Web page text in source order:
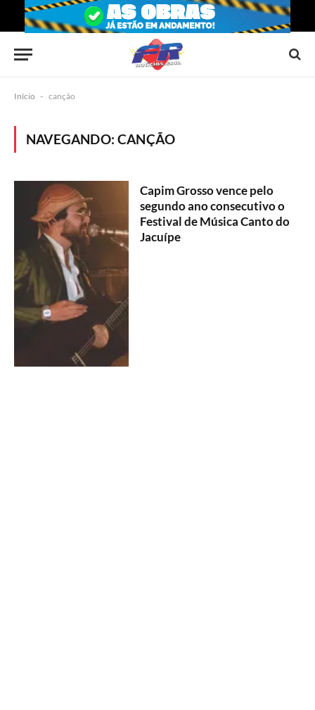
Início - canção
NAVEGANDO:CANÇÃO
Capim Grosso vence pelo
segundo ano consecutivo o
Festival de Música Canto do
Jacuípe